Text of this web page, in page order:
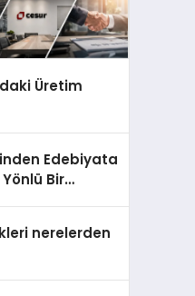
Üretim
Edebiyata
Bir
nerelerden